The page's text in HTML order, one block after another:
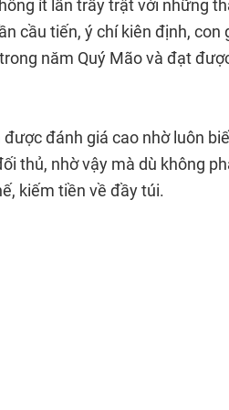
ít lần trầy trật với những
cầu tiến, ý chí kiên định,
năm Quý Mão và đạt
được đánh giá cao nhờ luôn
thủ, nhờ vậy mà dù không
kiếm tiền về đầy túi.